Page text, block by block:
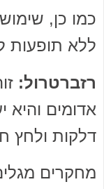
ללא תופעות
רזברטרול:
אדומים
דלקות ולחץ
מחקרים